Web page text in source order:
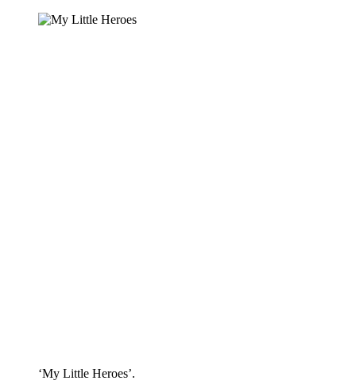
‘My Little Heroes’.